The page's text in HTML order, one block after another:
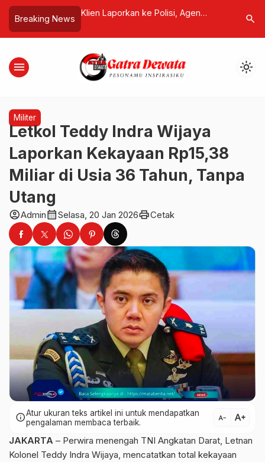
Breaking News
Polisi, Agen
Sebaiknya
PBJT Dinilai Cekik UMKM, Yonathan
AHYsearch
menu light_mode
Militer
Letkol Teddy Indra Wijaya
Laporkan Kekayaan Rp15,38
Miliar di Usia 36 Tahun, Tanpa
Utang
account_circleAdmincalendar_monthSelasa, 20 Jan 2026printCetak
infoAtur ukuran teks artikel ini untuk mendapatkan
pengalaman membaca terbaik.
text_decrease text_increase
JAKARTA – Perwira menengah TNI Angkatan Darat, Letnan
Kolonel Teddy Indra Wijaya, mencatatkan total kekayaan